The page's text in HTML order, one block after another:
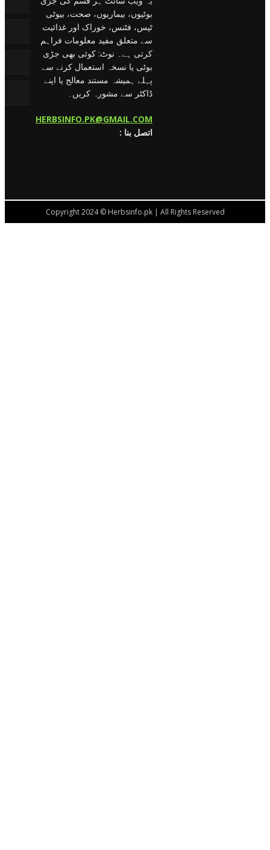
بوٹیوں، بیماریوں، صحت، بیوٹی
ٹپس، فٹنس، خوراک اور غذائیت
سے متعلق مفید معلومات فراہم
کرتی ہے۔ نوٹ: کوئی بھی جڑی
بوٹی یا نسخہ استعمال کرنے سے
پہلے ہمیشہ مستند معالج یا اپنے
ڈاکٹر سے مشورہ کریں۔
HERBSINFO.PK@GMAIL.COM
: اتصل بنا
Copyright 2024 © Herbsinfo.pk | All Rights Reserved